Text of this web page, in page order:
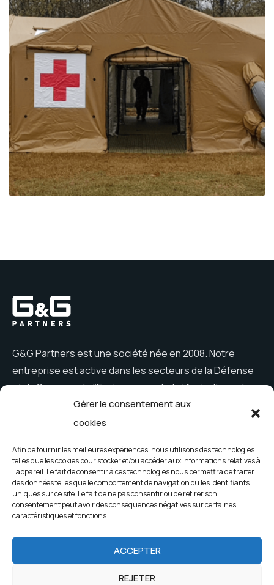
Gérer le consentement aux
cookies
Afin de fournir les meilleures expériences, nous utilisons des technologies
telles que les cookies pour stocker et/ou accéder aux informations relatives à
l'appareil. Le fait de consentir à ces technologies nous permettra de traiter
des données telles que le comportement de navigation ou les identifiants
uniques sur ce site. Le fait de ne pas consentir ou de retirer son
consentement peut avoir des conséquences négatives sur certaines
caractéristiques et fonctions.
ACCEPTER
REJETER
G&G Partners est une société née en 2008. Notre
entreprise est active dans les secteurs de la Défense
et du Secours, de l’Environnement, de l’Agriculture, des
Constructions et du Loisir.
Menu
Entreprise
Produits
Nouveautés
2023 G&G Partners. Tous droits réservés.